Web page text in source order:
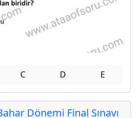
C D E
Dönemi Final Sınavı